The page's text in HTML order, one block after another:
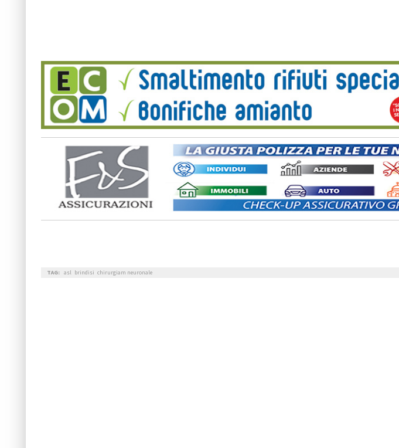
TAG: asl brindisi chirurgiam neuronale